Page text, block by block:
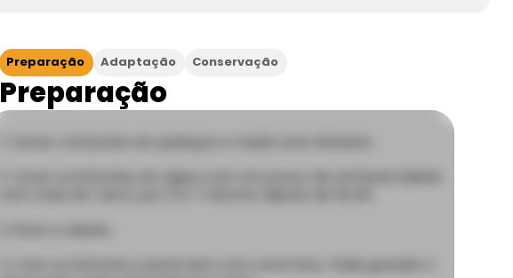
Preparação Adaptação Conservação
Preparação